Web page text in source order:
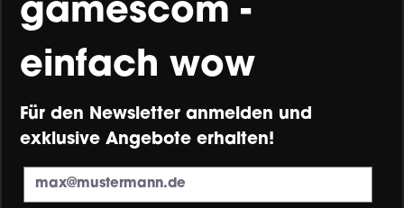
gamescom -
einfach wow
Für den Newsletter anmelden und
exklusive Angebote erhalten!